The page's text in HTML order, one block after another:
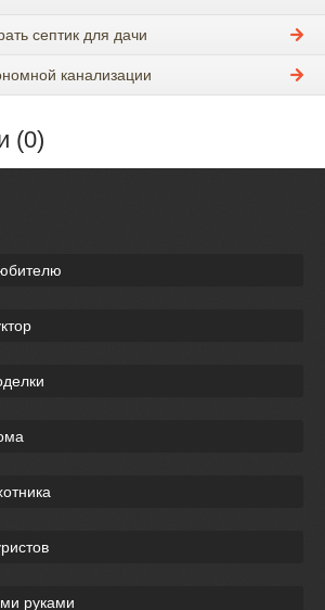
септик для дачи
канализации
(0)
руками